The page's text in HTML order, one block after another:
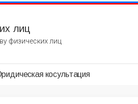
лиц
физических лиц
косультация